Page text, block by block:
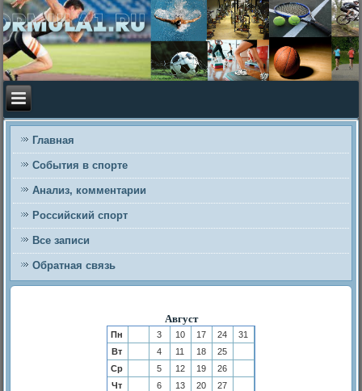
Главная
События в спорте
Анализ, комментарии
Российский спорт
Все записи
Обратная связь
Август
Пн 3 10 17 24
31
Вт
4 11 18
25
Ср
5 12 19
26
Чт
6 13 20
27